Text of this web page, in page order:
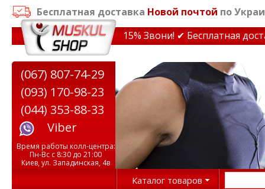
Бесплатная доставка Новой почтой по
на тренажеры до 15% Звони! ✔ Бесплатная
(067) 807-74-29
(093) 170-98-23
(044) 353-88-33
Viber
Время работы колл-центра:
Пн-Вс с 8:30 до 21:00
Киев, ул. Западинская, 4в
Каталог товаров